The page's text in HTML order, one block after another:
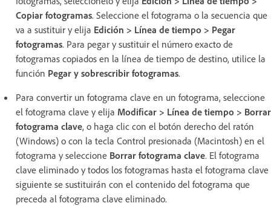
Copiar fotogramas. Seleccione el fotograma o la secuencia que
va a sustituir y elija Edición > Línea de tiempo > Pegar
fotogramas. Para pegar y sustituir el número exacto de
fotogramas copiados en la línea de tiempo de destino, utilice la
función Pegar y sobrescribir fotogramas.
Para convertir un fotograma clave en un fotograma, seleccione
el fotograma clave y elija Modificar > Línea de tiempo > Borrar
fotograma clave, o haga clic con el botón derecho del ratón
(Windows) o con la tecla Control presionada (Macintosh) en el
fotograma y seleccione Borrar fotograma clave. El fotograma
clave eliminado y todos los fotogramas hasta el fotograma clave
siguiente se sustituirán con el contenido del fotograma que
preceda al fotograma clave eliminado.